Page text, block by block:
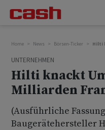
Home News Börsen-Ticker Hilti
UNTERNEHMEN
Hilti knackt
Milliarden
(Ausführliche
Baugerätehersteller